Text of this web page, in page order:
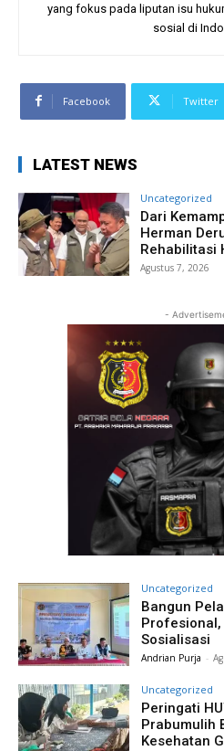
yang fokus pada liputan isu
sosial di
Facebook Twitter
LATEST NEWS
Uncategorized
Dari
Herman
Rehabilitasi
Agustus 7, 2026
-
Uncategorized
Bangun
Profesional,
Sosialisasi
Andrian Purja -
Uncategorized
Peringati
Prabumulih
Kesehatan